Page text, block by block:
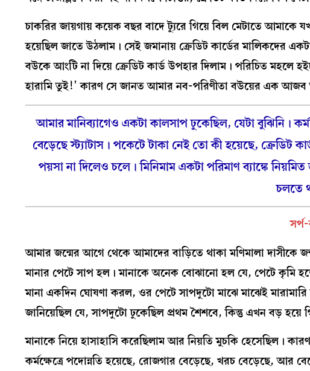
চাকরির জায়গায় কয়েক বছর বাদে ট্যুরে গিয়ে বিল মেটাতে আমাকে
হয়েছিল জাতে উঠলাম। সেই জমানায় ক্রেডিট কার্ডের মালিকদের
বউকে আংটি না দিয়ে ক্রেডিট কার্ড উপহার দিলাম। পরিচিত মহলে
হারামি তুই!’ কারণ সে জানত আমার নব-পরিণীতা বউয়ের এক
আমার মানিব্যাগেও একটা কালসাপ ঢুকেছিল, যেটা বুঝিনি।
বেড়েছে স্ট্যাটাস। পকেটে টাকা নেই তো কী হয়েছে,
পয়সা না দিলেও চলে। মিনিমাম একটা পরিমাণ ব্যাঙ্কে
চলতে
আমার জন্মের আগে থেকে আমাদের বাড়িতে থাকা মণিমালা
মানার পেটে সাপ হল। মানাকে অনেক বোঝানো হল যে, পেটে কৃমি
মানা একদিন ঘোষণা করল, ওর পেটে সাপদুটো মাঝে মাঝেই
জানিয়েছিল যে, সাপদুটো ঢুকেছিল প্রথম শৈশবে, কিন্তু এখন বড়
মানাকে নিয়ে হাসাহাসি করেছিলাম আর নিয়তি মুচকি হেসেছিল।
কর্মক্ষেত্রে পদোন্নতি হয়েছে, রোজগার বেড়েছে, খরচ বেড়েছে, আর